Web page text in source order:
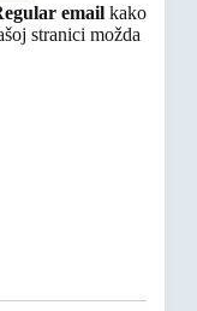
email kako
stranici možda